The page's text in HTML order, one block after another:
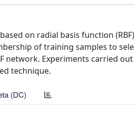
on radial basis function
of training samples to
network. Experiments carried
technique.
(DC)